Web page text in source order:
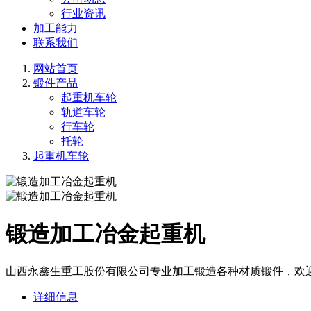
行业资讯
加工能力
联系我们
网站首页
锻件产品
起重机车轮
轨道车轮
行车轮
托轮
起重机车轮
锻造加工冶金起重机
山西永鑫生重工股份有限公司专业加工锻造各种材质锻件，欢
详细信息